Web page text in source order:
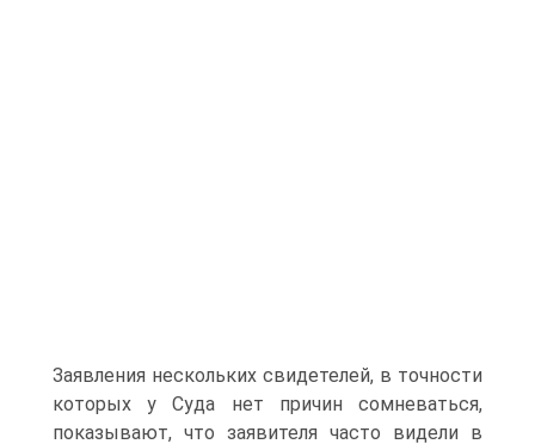
Заявления нескольких свидетелей, в точности
которых у Суда нет причин сомневаться,
показывают, что заявителя часто видели в